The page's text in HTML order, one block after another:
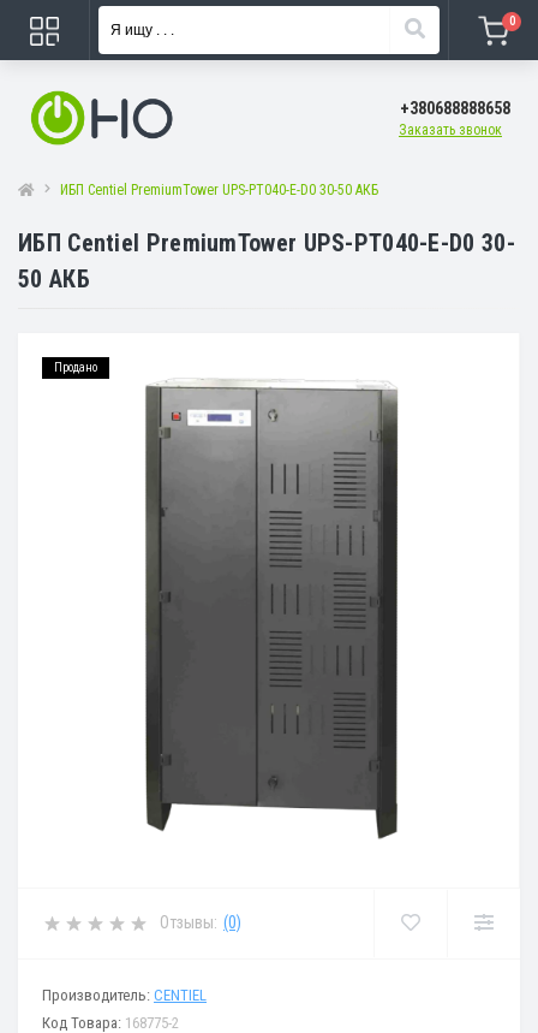
0
+380688888658
Заказать звонок
ИБП Centiel PremiumTower UPS-PT040-E-D0 30-50 АКБ
ИБП Centiel PremiumTower UPS-PT040-E-D0 30-
50 АКБ
Продано
Отзывы: (0)
Производитель: CENTIEL
Код Товара: 168775-2